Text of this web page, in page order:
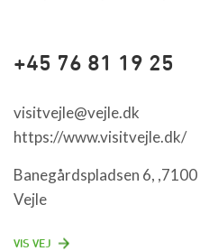
+45 76 81 19 25
visitvejle@vejle.dk
https://www.visitvejle.dk/
Banegårdspladsen 6, ,7100
Vejle
VIS VEJ